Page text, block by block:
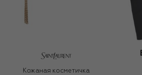
Кожаная косметичка